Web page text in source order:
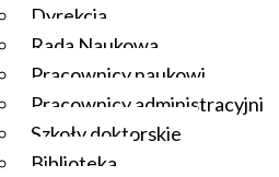
Dyrekcja
Rada Naukowa
Pracownicy naukowi
Pracownicy administracyjni
Szkoły doktorskie
Biblioteka